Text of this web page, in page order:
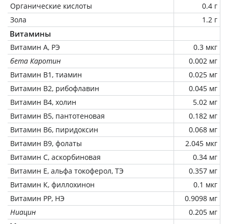
Органические кислоты
0.4 г
Зола
1.2 г
Витамины
Витамин А, РЭ
0.3 мкг
бета Каротин
0.002 мг
Витамин В1, тиамин
0.025 мг
Витамин В2, рибофлавин
0.045 мг
Витамин В4, холин
5.02 мг
Витамин В5, пантотеновая
0.182 мг
Витамин В6, пиридоксин
0.068 мг
Витамин В9, фолаты
2.045 мкг
Витамин C, аскорбиновая
0.34 мг
Витамин Е, альфа токоферол, ТЭ
0.357 мг
Витамин К, филлохинон
0.1 мкг
Витамин РР, НЭ
0.9098 мг
Ниацин
0.205 мг